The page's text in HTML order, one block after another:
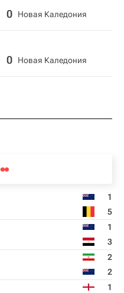
0 Новая Каледония
0 Новая Каледония
1
5
1
3
2
2
1